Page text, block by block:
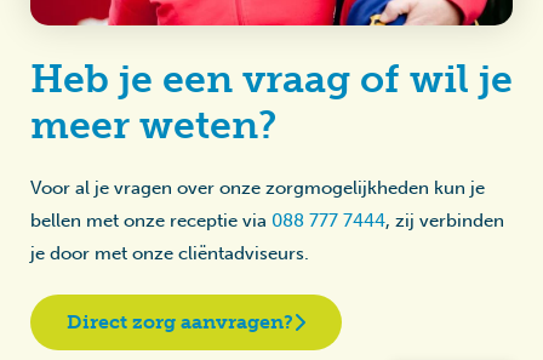
Heb je een vraag of wil je
meer weten?
Voor al je vragen over onze zorgmogelijkheden kun je
bellen met onze receptie via 088 777 7444, zij verbinden
je door met onze cliëntadviseurs.
Direct zorg aanvragen?